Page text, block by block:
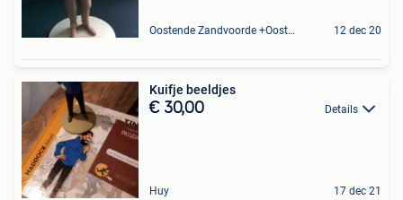
Oostende Zandvoorde +Oostende 12 dec 20
Kuifje beeldjes
€ 30,00 Details
Huy 17 dec 21